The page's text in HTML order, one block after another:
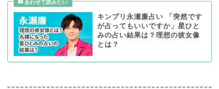
キンプリ永瀬廉占い 「突然です
が占ってもいいですか」星ひと
みの占い結果は？理想の彼女像
とは？